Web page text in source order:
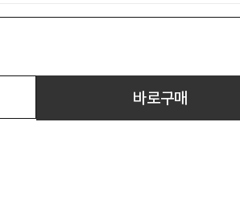
바로구매